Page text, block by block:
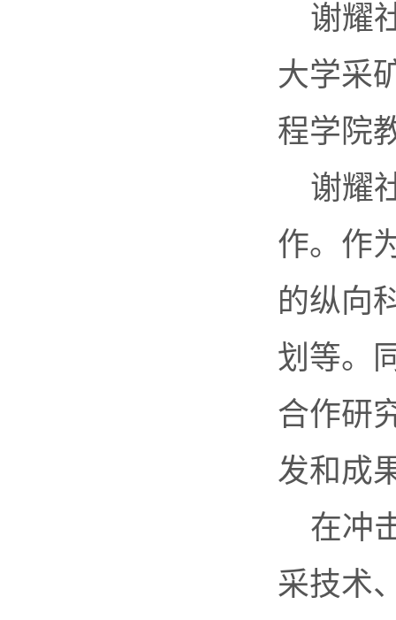
谢耀
大学采
程学院
谢耀
作。作
的纵向
划等。
合作研
发和成
在冲
采技术